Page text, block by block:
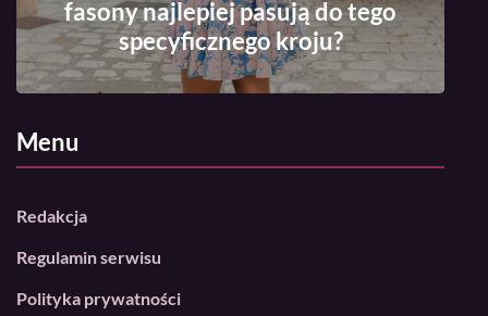
fasony najlepiej pasują do tego
specyficznego kroju?
Menu
Redakcja
Regulamin serwisu
Polityka prywatności